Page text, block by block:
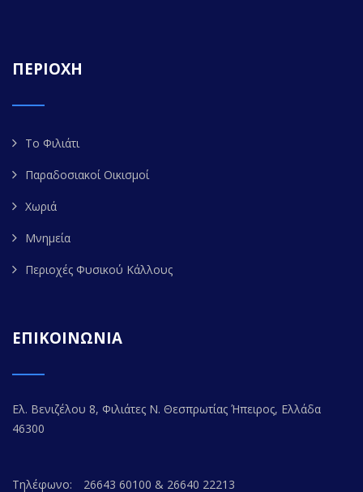
ΠΕΡΙΟΧΗ
Το Φιλιάτι
Παραδοσιακοί Οικισμοί
Χωριά
Μνημεία
Περιοχές Φυσικού Κάλλους
ΕΠΙΚΟΙΝΩΝΙΑ
Ελ. Βενιζέλου 8, Φιλιάτες Ν. Θεσπρωτίας Ήπειρος, Ελλάδα
46300
Τηλέφωνο: 26643 60100 & 26640 22213